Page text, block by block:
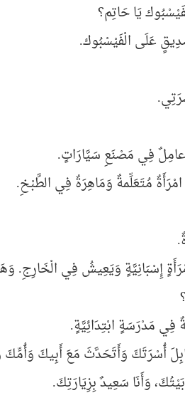
يَا حَاتِم؟
عَلَى الْفَيْسْبُوك.
فِي مَصْنَعِ سَيَّارَاتٍ.
مُتَعَلِّمةٌ وَمَاهِرَةٌ فِي الطَّبْخِ.
إِسْبَانِيَّةٍ وَيَعِيشُ فِي الْخَارِجِ.
مَدْرَسَةٍ ابْتِدَائِيَّةٍ.
أُسْرَتَكَ وَأَتَحَدَّثَ مَعَ أَبِيكَ
وَأَنَا سَعِيدٌ بِزِيَارَتِكَ.